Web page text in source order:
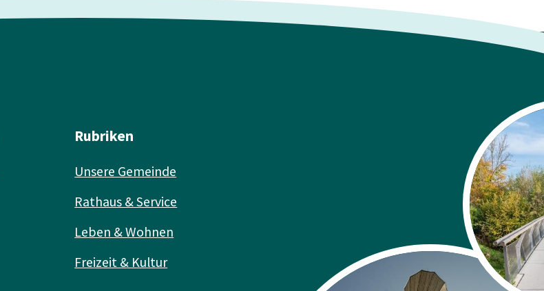
Rubriken
Unsere Gemeinde
Rathaus & Service
Leben & Wohnen
Freizeit & Kultur